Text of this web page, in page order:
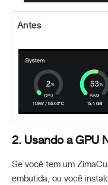
Antes
2. Usando a GPU
Se você tem um
embutida, ou você